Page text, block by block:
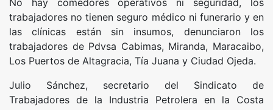
No hay comedores operativos ni seguridad, los
trabajadores no tienen seguro médico ni funerario y en
las clínicas están sin insumos, denunciaron los
trabajadores de Pdvsa Cabimas, Miranda, Maracaibo,
Los Puertos de Altagracia, Tía Juana y Ciudad Ojeda.
Julio Sánchez, secretario del Sindicato de
Trabajadores de la Industria Petrolera en la Costa